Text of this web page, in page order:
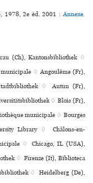
1978, 2e éd. 2001 :Annexe.
(Ch), Kantonsbibliothek ♢
♢ Angoulême (Fr),
♢ Autun (Fr),
♢ Blois (Fr),
muni­ci­pale ♢ Bourges
Library ♢ Châlons-en-
♢ Chicago, IL (USA),
♢ Firenze (It), Biblioteca
♢ Heidelberg (De),